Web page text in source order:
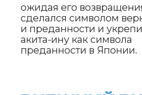
выражается в их внешнем виде.
Акита-ину — собака с сильным,
ХАРАКТЕР
И ПОВЕДЕНИЕ